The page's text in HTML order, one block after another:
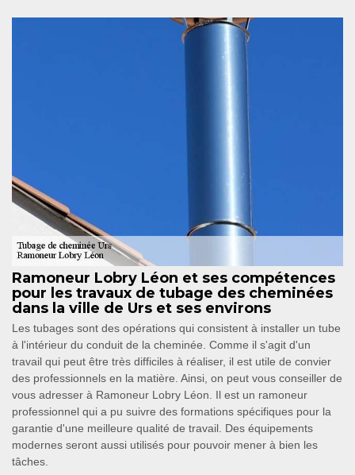
Ramoneur Lobry Léon et ses compétences
pour les travaux de tubage des cheminées
dans la ville de Urs et ses environs
Les tubages sont des opérations qui consistent à installer un tube
à l'intérieur du conduit de la cheminée. Comme il s'agit d'un
travail qui peut être très difficiles à réaliser, il est utile de convier
des professionnels en la matière. Ainsi, on peut vous conseiller de
vous adresser à Ramoneur Lobry Léon. Il est un ramoneur
professionnel qui a pu suivre des formations spécifiques pour la
garantie d'une meilleure qualité de travail. Des équipements
modernes seront aussi utilisés pour pouvoir mener à bien les
tâches.